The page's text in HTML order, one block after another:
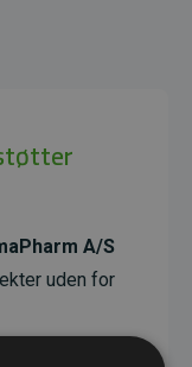
A/S
uden for